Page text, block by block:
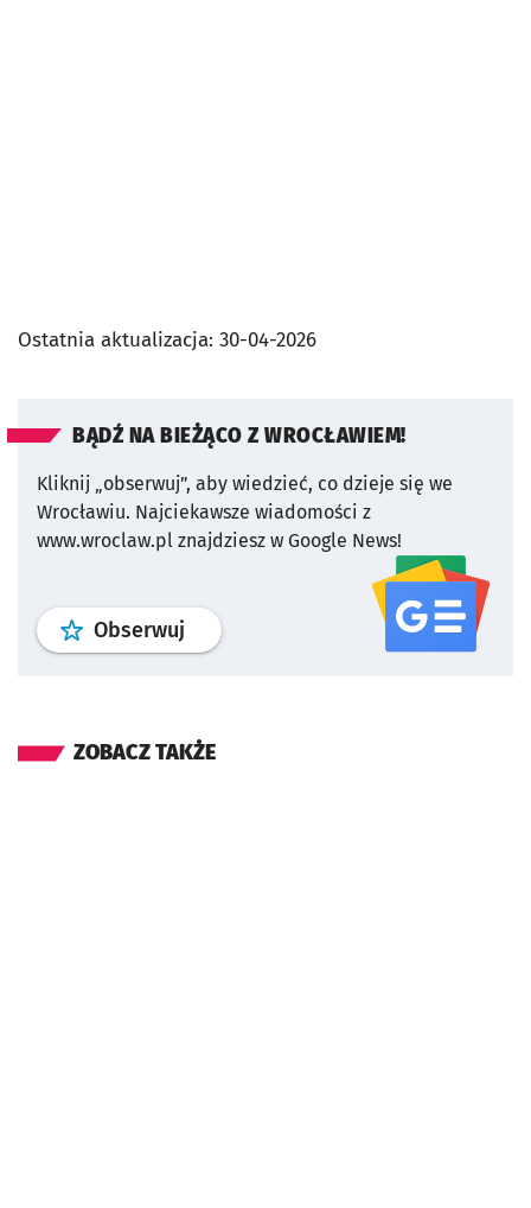
Ostatnia aktualizacja: 30-04-2026
BĄDŹ NA BIEŻĄCO Z WROCŁAWIEM!
Kliknij „obserwuj”, aby wiedzieć, co dzieje się we
Wrocławiu. Najciekawsze wiadomości z
www.wroclaw.pl znajdziesz w Google News!
Obserwuj profil serwisu
ZOBACZ TAKŻE